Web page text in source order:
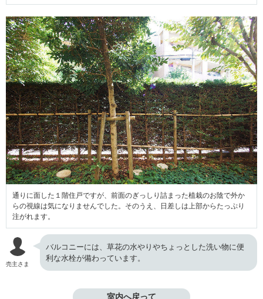
通りに面した１階住戸ですが、前面のぎっしり詰まった植栽のお陰で外か
らの視線は気になりませんでした。そのうえ、日差しは上部からたっぷり
注がれます。
売主さま
バルコニーには、草花の水やりやちょっとした洗い物に便
利な水栓が備わっています。
室内へ戻って